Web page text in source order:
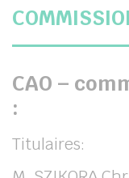
CAO –
:
Titulaires: